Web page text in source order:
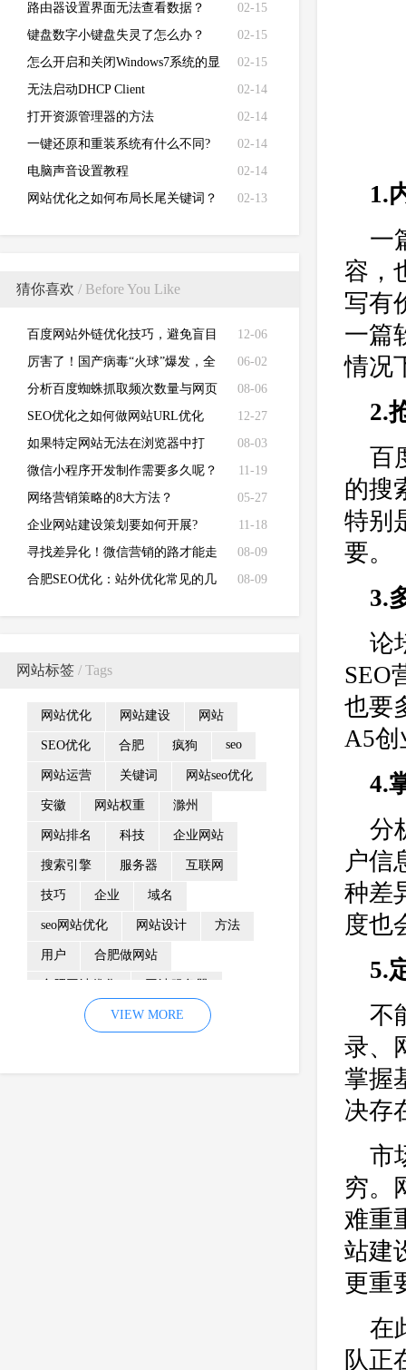
02-15
路由器设置界面无法查看数据？
02-15
键盘数字小键盘失灵了怎么办？
02-15
怎么开启和关闭Windows7系统的显
卡硬件加速功能
02-14
无法启动DHCP Client
02-14
打开资源管理器的方法
02-14
一键还原和重装系统有什么不同?
02-14
电脑声音设置教程
02-13
网站优化之如何布局长尾关键词？
猜你喜欢 / Before You Like
12-06
百度网站外链优化技巧，避免盲目
去做SEO优化
06-02
厉害了！国产病毒“火球”爆发，全
球20%企业中招
08-06
分析百度蜘蛛抓取频次数量与网页
不收录原因？
12-27
SEO优化之如何做网站URL优化
08-03
如果特定网站无法在浏览器中打
开，该怎么办？
11-19
微信小程序开发制作需要多久呢？
05-27
网络营销策略的8大方法？
11-18
企业网站建设策划要如何开展?
08-09
寻找差异化！微信营销的路才能走
得更远
08-09
合肥SEO优化：站外优化常见的几
网站标签 / Tags
网站优化 网站建设 网站
SEO优化 合肥 疯狗 seo
网站运营 关键词 网站seo优化
安徽 网站权重 滁州
网站排名 科技 企业网站
搜索引擎 服务器 互联网
技巧 企业 域名
seo网站优化 网站设计 方法
用户 合肥做网站
优化 网站降权
企业网站建设 效果 页面
VIEW MORE
1.
一
容，
写有
一篇
情况
2.
百
的搜
特别
要。
3.
论
SEO
也要
A5创
4.
分
户信
种差
度也
5.
不
录、
掌握
决存
市
穷。
难重
站建
更重
在
队正